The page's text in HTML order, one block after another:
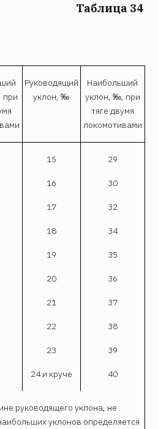
Таблица 34
при
Руководящий
уклон, ‰
Наибольший
уклон, ‰, при
тяге двумя
локомотивами
15
16
17
18
19
20
21
22
23
24 и круче
29
30
32
34
35
36
37
38
39
40
руководящего уклона, не
уклонов определяется